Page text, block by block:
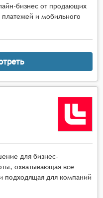
бизнес от продающих
и мобильного
для бизнес-
охватывающая все
подходящая для компаний